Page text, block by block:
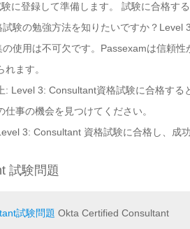
に登録して準備します。 試験に合格す
験の勉強方法を知りたいですか？
使用は不可欠です。Passexamは信頼
ます。
: Level 3: Consultant資格試験に合格す
事の機会を見つけてください。
3: Consultant 資格試験に合格し、成
試験問題
試験問題 Okta Certified Consultant